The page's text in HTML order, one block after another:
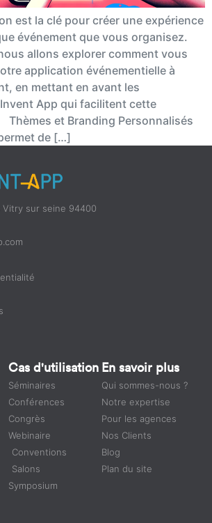
est la clé pour créer une expérience
événement que vous organisez.
allons explorer comment vous
application événementielle à
en mettant en avant les
App qui facilitent cette
et Branding Personnalisés
de […]
Vitry sur seine 94400
Cas d'utilisation
Séminaires
Conférences
Congrès
Webinaire
Conventions
Salons
Symposium
En savoir plus
Qui sommes-nous ?
Notre expertise
Pour les agences
Nos Clients
Blog
Plan du site